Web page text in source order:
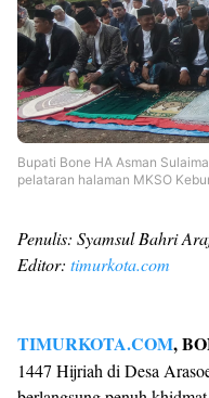
Bupati Bone HA Asman
pelataran halaman MKSO
Penulis: Syamsul Bahri
Editor: timurkota.com
TIMURKOTA.COM,
1447 Hijriah di Desa